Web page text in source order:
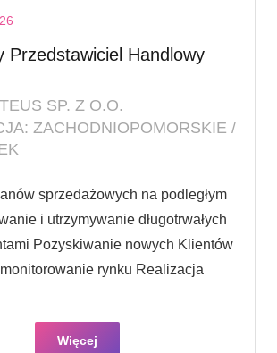
Przedstawiciel Handlowy
SP. Z O.O.
ZACHODNIOPOMORSKIE /
sprzedażowych na podległym
i utrzymywanie długotrwałych
Pozyskiwanie nowych Klientów
rynku Realizacja
Więcej